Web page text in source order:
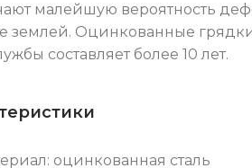
малейшую вероятность
землей. Оцинкованные
составляет более 10 лет.
оцинкованная сталь